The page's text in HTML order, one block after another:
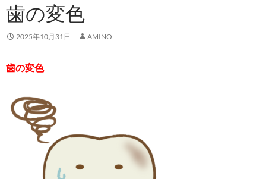
歯の変色
2025年10月31日 AMINO
歯の変色